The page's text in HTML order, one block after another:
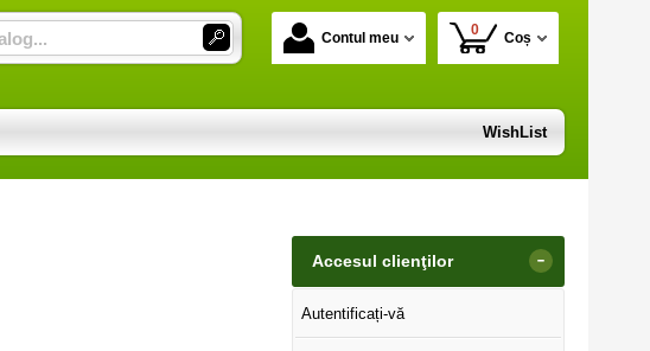
Contul meu 0 Coș
WishList
Accesul clienţilor -
Autentificați-vă